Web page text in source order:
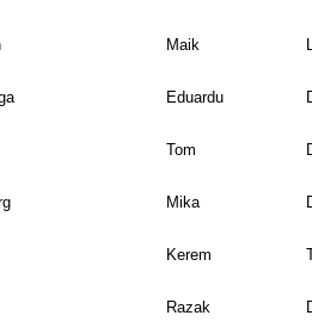
Maik
Eduardu
Tom
Mika
Kerem
Razak